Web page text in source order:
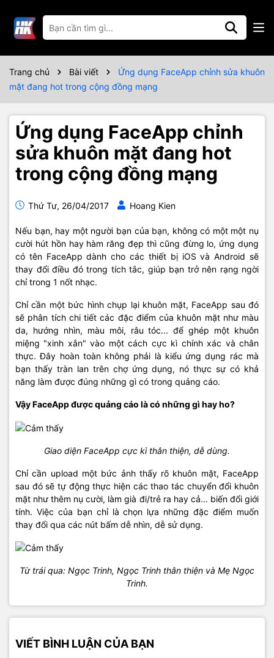
Trang chủ Bài viết
Ứng dụng FaceApp chỉnh sửa khuôn
mặt đang hot trong cộng đồng mạng
Ứng dụng FaceApp chỉnh
sửa khuôn mặt đang hot
trong cộng đồng mạng
Thứ Tư, 26/04/2017 Hoang Kien
Nếu bạn, hay một người bạn của bạn, không có một một nụ
cười hút hồn hay hàm răng đẹp thì cũng đừng lo, ứng dụng
có tên FaceApp dành cho các thiết bị iOS và Android sẽ
thay đổi điều đó trong tích tắc, giúp bạn trở nên rạng ngời
chỉ trong 1 nốt nhạc.
Chỉ cần một bức hình chụp lại khuôn mặt, FaceApp sau đó
sẽ phân tích chi tiết các đặc điểm của khuôn mặt như màu
da, hướng nhìn, màu môi, râu tóc... để ghép một khuôn
miệng "xinh xắn" vào một cách cực kì chính xác và chân
thực. Đây hoàn toàn không phải là kiểu ứng dụng rác mà
bạn thấy tràn lan trên chợ ứng dụng, nó thực sự có khả
năng làm được đúng những gì có trong quảng cáo.
Vậy FaceApp được quảng cáo là có những gì hay ho?
Giao diện FaceApp cực kì thân thiện, dễ dùng.
Chỉ cần upload một bức ảnh thấy rõ khuôn mặt, FaceApp
sau đó sẽ tự động thực hiện các thao tác chuyển đổi khuôn
mặt như thêm nụ cười, làm già đi/trẻ ra hay cả... biến đổi giới
tính. Việc của bạn chỉ là chọn lựa những đặc điểm muốn
thay đổi qua các nút bấm dễ nhìn, dễ sử dụng.
Từ trái qua: Ngọc Trinh, Ngọc Trinh thân thiện và Mẹ Ngọc
Trinh.
VIẾT BÌNH LUẬN CỦA BẠN